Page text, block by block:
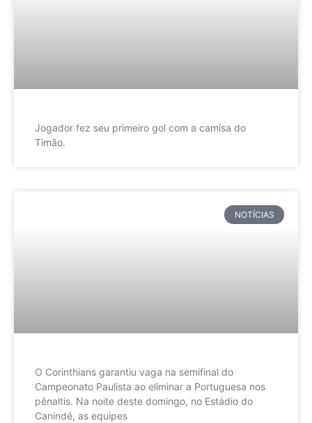
Jogador fez seu primeiro gol com a camisa do
Timão.
NOTÍCIAS
O Corinthians garantiu vaga na semifinal do
Campeonato Paulista ao eliminar a Portuguesa nos
pênaltis. Na noite deste domingo, no Estádio do
Canindé, as equipes